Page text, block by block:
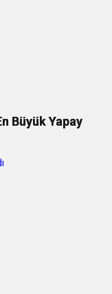
Büyük Yapay